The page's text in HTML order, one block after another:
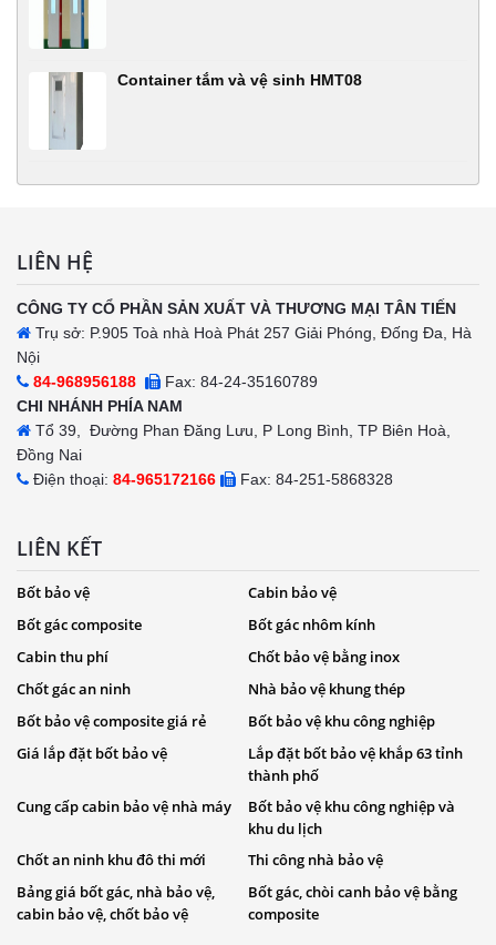
Container tắm và vệ sinh HMT08
LIÊN HỆ
CÔNG TY CỔ PHẦN SẢN XUẤT VÀ THƯƠNG MẠI TÂN TIẾN
Trụ sở: P.905 Toà nhà Hoà Phát 257 Giải Phóng, Đống Đa, Hà
Nội
84-968956188
Fax: 84-24-35160789
CHI NHÁNH PHÍA NAM
Tổ 39, Đường Phan Đăng Lưu, P Long Bình, TP Biên Hoà,
Đồng Nai
Điện thoại: 84-965172166 Fax: 84-251-5868328
LIÊN KẾT
Bốt bảo vệ
Cabin bảo vệ
Bốt gác composite
Bốt gác nhôm kính
Cabin thu phí
Chốt bảo vệ bằng inox
Chốt gác an ninh
Nhà bảo vệ khung thép
Bốt bảo vệ composite giá rẻ
Bốt bảo vệ khu công nghiệp
Giá lắp đặt bốt bảo vệ
Lắp đặt bốt bảo vệ khắp 63 tỉnh
thành phố
Cung cấp cabin bảo vệ nhà máy Bốt bảo vệ khu công nghiệp và
khu du lịch
Chốt an ninh khu đô thi mới
Thi công nhà bảo vệ
Bảng giá bốt gác, nhà bảo vệ,
cabin bảo vệ, chốt bảo vệ
Bốt gác, chòi canh bảo vệ bằng
composite